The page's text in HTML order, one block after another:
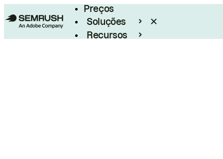
Preços
Soluções
Recursos